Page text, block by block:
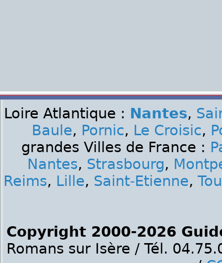
Loire Atlantique : Nantes,
Baule, Pornic, Le Croisic,
grandes Villes de France :
Nantes, Strasbourg,
Reims, Lille, Saint-Etienne,
Copyright 2000-2026
Romans sur Isère / Tél.